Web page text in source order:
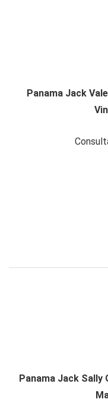
Panama Jack
Panama Jack Sally